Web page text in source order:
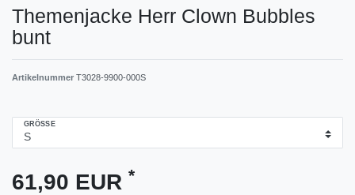
Themenjacke Herr Clown Bubbles
bunt
Artikelnummer T3028-9900-000S
GRÖSSE
61,90 EUR *